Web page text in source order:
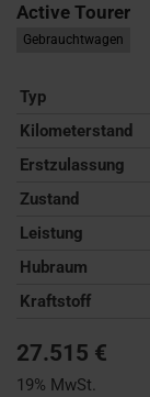
Active Tourer
Gebrauchtwagen
Typ
Kilometerstand
Erstzulassung
Zustand
Leistung
Hubraum
Kraftstoff
27.515 €
19% MwSt.